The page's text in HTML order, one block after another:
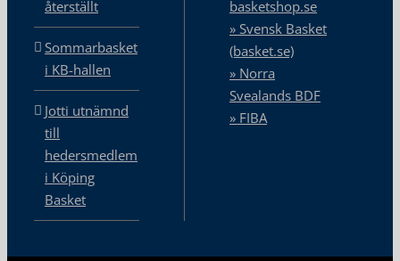
återställt
Sommarbasket
i KB-hallen
Jotti utnämnd
till
hedersmedlem
i Köping
Basket
basketshop.se
» Svensk Basket
(basket.se)
» Norra
Svealands BDF
» FIBA